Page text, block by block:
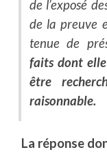
de l’exposé
de la preuve
tenue de
faits dont
être
raisonnable.
La réponse